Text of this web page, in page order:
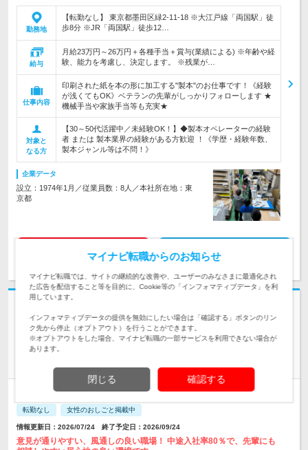
勤務地
【転勤なし】 東京都墨田区緑2-11-18 ※大江戸線「両国駅」徒
歩8分 ※JR「両国駅」徒歩12…
給与
月給23万円～26万円＋各種手当＋賞与(業績による) ※年齢や経
験、能力を考慮し、決定します。 ※残業が…
仕事内容
印刷された紙を本の形に加工する"製本"のお仕事です！《経験
が浅くてもOK》ベテランの先輩がしっかりフォローします ★
機械手当や家族手当等も充実★
対象と
なる方
【30～50代活躍中／未経験OK！】◆製本オペレーターの経験
者 または 製本業界の経験がある方歓迎 ！《学歴・経験年数、
製本ジャンル等は不問！》
企業データ
設立：1974年1月／従業員数：8人／本社所在地：東
京都
求人詳細を見る 気になる
株式会社センサスヤマモト | ★創業60年★完全週休2日★土日祝休★年休
125日★産休育休制度
＼働きやすさ抜群／専門商社の【事務】*有給取得率90％*未経
職種・業種未経験OK 完全週休2日制 第二新卒歓迎
転勤なし 女性のおしごと掲載中
情報更新日：2026/07/24 終了予定日：2026/09/24
意見が通りやすい、風通しの良い職場！ 中途入社率80％で、先輩にも
マイナビ転職からのお知らせ
マイナビ転職では、サイトの継続的な改善や、ユーザーのみなさまに最適化され
た広告を配信すること等を目的に、Cookie等の「インフォマティブデータ」を利
用しています。
インフォマティブデータの提供を無効にしたい場合は「確認する」ボタンのリン
ク先から停止（オプトアウト）を行うことができます。
※オプトアウトをした場合、マイナビ転職の一部サービスを利用できない場合が
あります。
閉じる 確認する